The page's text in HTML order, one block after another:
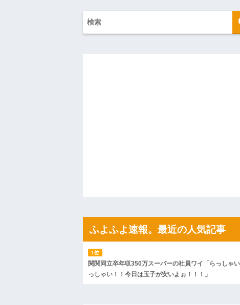
【復讐】 ある職業の人材を育成する高校に
イジメられて全寮制だから逃げ出すこともで
AIさん、ドラクエ6を理想的にアニメ化して
ダイアンのじゃない方がユースケさんにな
政府「増税」敵「増税すんな！増税メガネ
【画像】令和最新版の剛力彩芽、ワイらに
出張から帰ったら、嫁の顔が青ざめていた
ハードオフに売っていた4万4000円のフィ
私「ちょっと、人の家の金庫触らないでよ
たから、開けてみようとしただけ☆』義兄「
私「初めて飲む味だけどなんのお茶？」彼
【ネット騒然】惨殺されたタワマン頂き女子
ｗｗｗｗｗｗｗｗｗｗ
【愕然】白のクラウン俺氏、高速道路左車線
wwwwwwwwwwww
百年の恋12-899 食べた量を張り合ってくる
【悲報】佐藤輝明・・・２軍でも盛大にや
ふよふよ速報。最近の人気記事
関関同立卒年収350万スーパーの社員ワイ「らっしゃ
っしゃい！！今日は玉子が安いよぉ！！！」